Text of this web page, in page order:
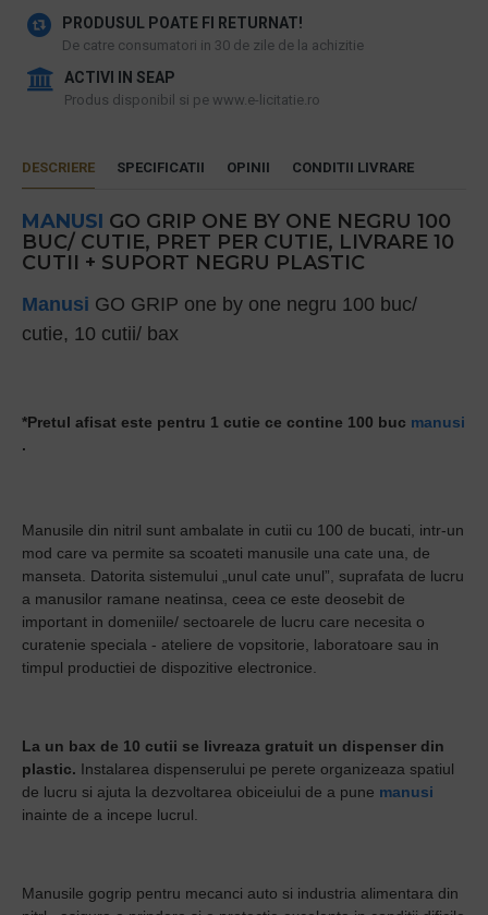
PRODUSUL POATE FI RETURNAT!
De catre consumatori in 30 de zile de la achizitie
ACTIVI IN SEAP
Produs disponibil si pe www.e-licitatie.ro
DESCRIERE SPECIFICATII OPINII CONDITII LIVRARE
MANUSI GO GRIP ONE BY ONE NEGRU 100
BUC/ CUTIE, PRET PER CUTIE, LIVRARE 10
CUTII + SUPORT NEGRU PLASTIC
Manusi GO GRIP one by one negru 100 buc/
cutie, 10 cutii/ bax
*Pretul afisat este pentru 1 cutie ce contine 100 buc manusi
.
Manusile din nitril sunt ambalate in cutii cu 100 de bucati, intr-un
mod care va permite sa scoateti manusile una cate una, de
manseta. Datorita sistemului „unul cate unul”, suprafata de lucru
a manusilor ramane neatinsa, ceea ce este deosebit de
important in domeniile/ sectoarele de lucru care necesita o
curatenie speciala - ateliere de vopsitorie, laboratoare sau in
timpul productiei de dispozitive electronice.
La un bax de 10 cutii se livreaza gratuit un dispenser din
plastic. Instalarea dispenserului pe perete organizeaza spatiul
de lucru si ajuta la dezvoltarea obiceiului de a pune manusi
inainte de a incepe lucrul.
Manusile gogrip pentru mecanci auto si industria alimentara din